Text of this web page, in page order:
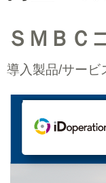
ＳＭＢＣ
導入製品/サー